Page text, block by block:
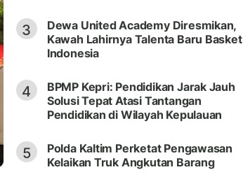
3
Dewa United Academy Diresmikan,
Kawah Lahirnya Talenta Baru Basket
Indonesia
4
BPMP Kepri: Pendidikan Jarak Jauh
Solusi Tepat Atasi Tantangan
Pendidikan di Wilayah Kepulauan
5
Polda Kaltim Perketat Pengawasan
Kelaikan Truk Angkutan Barang